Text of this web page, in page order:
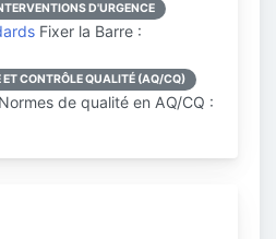
D'URGENCE
Fixer la Barre :
CONTRÔLE QUALITÉ (AQ/CQ)
Normes de qualité en AQ/CQ :